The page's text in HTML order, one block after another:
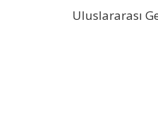
Uluslararası